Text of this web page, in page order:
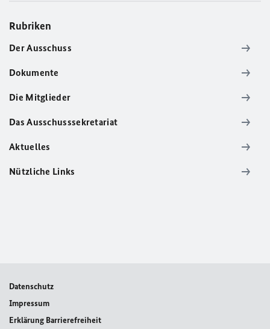
Rubriken
Der Ausschuss
Dokumente
Die Mitglieder
Das Ausschusssekretariat
Aktuelles
Nützliche Links
Datenschutz
Impressum
Erklärung Barrierefreiheit